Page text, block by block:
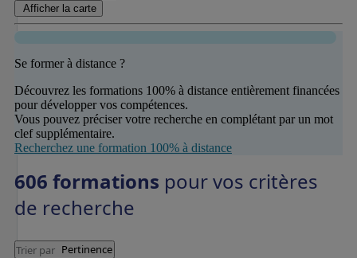
Afficher la carte
Se former à distance ?
Découvrez les formations 100% à distance entièrement financées
pour développer vos compétences.
Vous pouvez préciser votre recherche en complétant par un mot
clef supplémentaire.
Recherchez une formation 100% à distance
606 formations pour vos critères
de recherche
Trier par Pertinence